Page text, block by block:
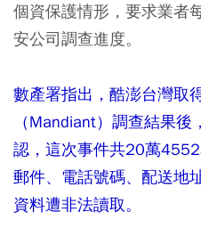
個資保護情形，要求業者
安公司調查進度。
數產署指出，酷澎台灣取
（Mandiant）調查結果
認，這次事件共20萬
郵件、電話號碼、配送地
資料遭非法讀取。